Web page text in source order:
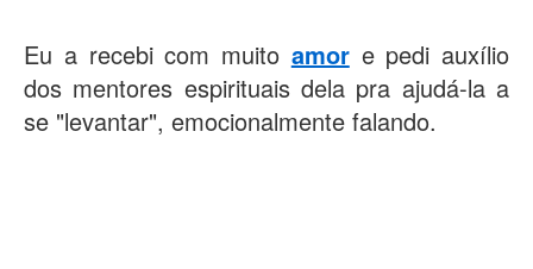
Eu a recebi com muito amore pedi auxílio
dos mentores espirituais dela pra ajudá-la a
se "levantar", emocionalmente falando.